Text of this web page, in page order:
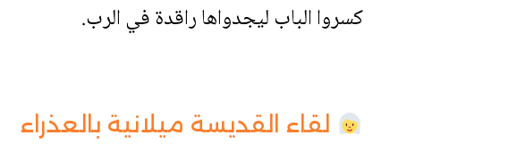
كسروا الباب ليجدواها راقدة في الرب.
لقاء القديسة ميلانية بالعذراء